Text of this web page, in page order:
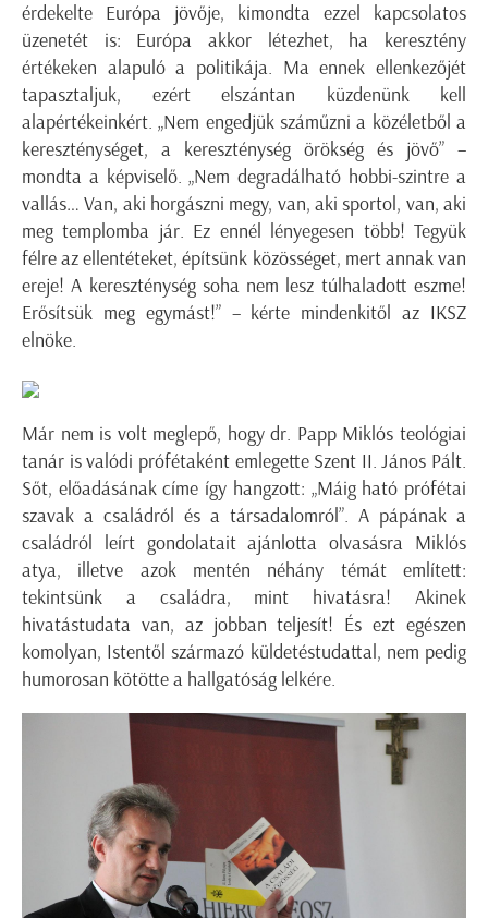
érdekelte Európa jövője, kimondta ezzel kapcsolatos
üzenetét is: Európa akkor létezhet, ha keresztény
értékeken alapuló a politikája. Ma ennek ellenkezőjét
tapasztaljuk, ezért elszántan küzdenünk kell
alapértékeinkért. „Nem engedjük száműzni a közéletből a
kereszténységet, a kereszténység örökség és jövő” –
mondta a képviselő. „Nem degradálható hobbi-szintre a
vallás… Van, aki horgászni megy, van, aki sportol, van, aki
meg templomba jár. Ez ennél lényegesen több! Tegyük
félre az ellentéteket, építsünk közösséget, mert annak van
ereje! A kereszténység soha nem lesz túlhaladott eszme!
Erősítsük meg egymást!” – kérte mindenkitől az IKSZ
elnöke.
Már nem is volt meglepő, hogy dr. Papp Miklós teológiai
tanár is valódi prófétaként emlegette Szent II. János Pált.
Sőt, előadásának címe így hangzott: „Máig ható prófétai
szavak a családról és a társadalomról”. A pápának a
családról leírt gondolatait ajánlotta olvasásra Miklós
atya, illetve azok mentén néhány témát említett:
tekintsünk a családra, mint hivatásra! Akinek
hivatástudata van, az jobban teljesít! És ezt egészen
komolyan, Istentől származó küldetéstudattal, nem pedig
humorosan kötötte a hallgatóság lelkére.